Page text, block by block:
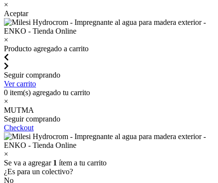
×
Aceptar
×
Producto agregado a carrito
Seguir comprando
Ver carrito
0 item(s) agregado tu carrito
×
MUTMA
Seguir comprando
Checkout
×
Se va a agregar 1 ítem a tu carrito
¿Es para un colectivo?
No